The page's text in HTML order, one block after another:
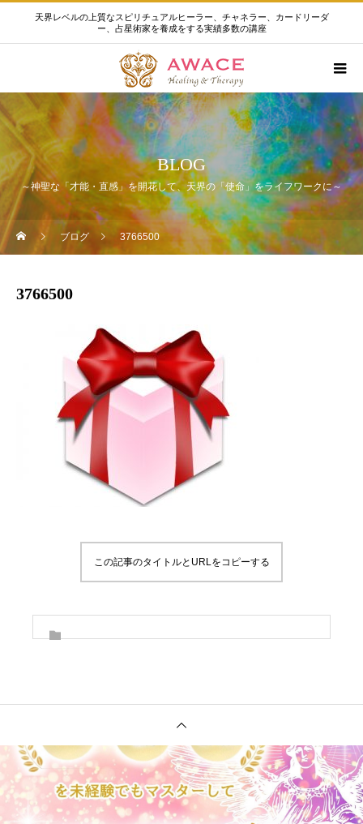
天界レベルの上質なスピリチュアルヒーラー、チャネラー、カードリーダ
ー、占星術家を養成をする実績多数の講座
BLOG
～神聖な「才能・直感」を開花して、天界の「使命」をライフワークに～
ブログ 3766500
3766500
この記事のタイトルとURLをコピーする